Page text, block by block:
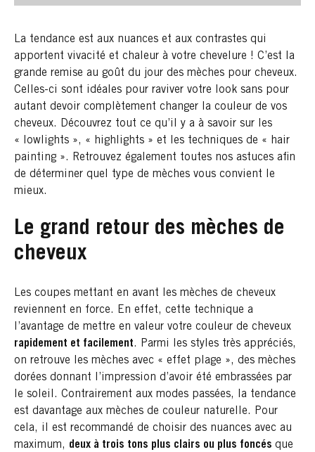
La tendance est aux nuances et aux contrastes qui
apportent vivacité et chaleur à votre chevelure ! C’est la
grande remise au goût du jour des mèches pour cheveux.
Celles-ci sont idéales pour raviver votre look sans pour
autant devoir complètement changer la couleur de vos
cheveux. Découvrez tout ce qu’il y a à savoir sur les
« lowlights », « highlights » et les techniques de « hair
painting ». Retrouvez également toutes nos astuces afin
de déterminer quel type de mèches vous convient le
mieux.
Le grand retour des mèches de
cheveux
Les coupes mettant en avant les mèches de cheveux
reviennent en force. En effet, cette technique a
l’avantage de mettre en valeur votre couleur de cheveux
rapidement et facilement. Parmi les styles très appréciés,
on retrouve les mèches avec « effet plage », des mèches
dorées donnant l’impression d’avoir été embrassées par
le soleil. Contrairement aux modes passées, la tendance
est davantage aux mèches de couleur naturelle. Pour
cela, il est recommandé de choisir des nuances avec au
maximum, deux à trois tons plus clairs ou plus foncés que